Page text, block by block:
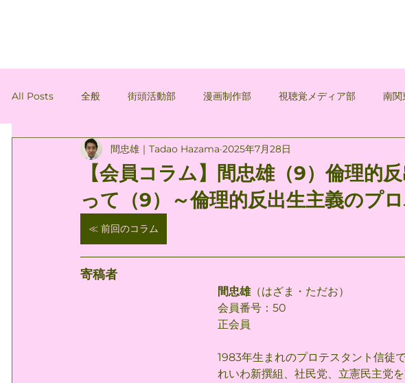
All Posts 全般 街頭活動部 漫画制作部 視聴覚メディア部 南関
会員コラム 会員コラム：間忠雄 会員コラム：穂積浅葱
【会員コラム】間忠雄（9）倫理的
って（9）～倫理的反出生主義のプ
間忠雄｜Tadao Hazama 2025年7月28日
≪ 前回のコラム
寄稿者
間忠雄（はざま・ただお）
会員番号：50
正会員
1983年生まれのプロテスタント信徒
れいわ新撰組、社民党、立憲民主党を